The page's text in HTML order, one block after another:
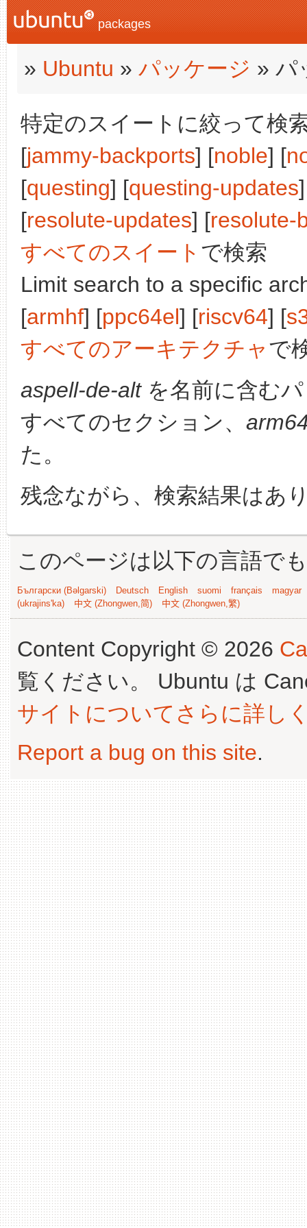
packages
» Ubuntu » パッケージ » パ
特定のスイートに絞って検
[jammy-backports] [noble] [
[questing] [questing-updates
[resolute-updates] [resolute-
すべてのスイート で検索
Limit search to a specific
[armhf] [ppc64el] [riscv64] [
すべてのアーキテクチャで
aspell-de-altを名前に含む
すべてのセクション、
た。
残念ながら、検索結果はあ
このページは以下の言語で
Български (Bəlgarski) Deutsch English suomi français
magyar
(ukrajins'ka)
中文 (Zhongwen,简) 中文 (Zhongwen,繁)
Content Copyright © 2026
覧ください。 Ubuntu は
サイトについてさらに詳し
Report a bug on this site.